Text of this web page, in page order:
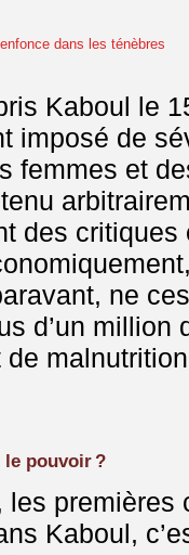
Kaboul le
imposé de
femmes et
des critiques
ne
d’un million
pouvoir ?
premières
Kaboul,